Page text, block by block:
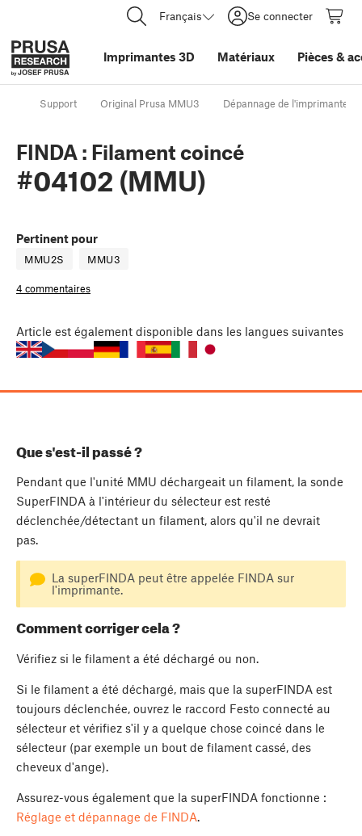
Français Se connecter
Imprimantes 3D Matériaux Pièces &
Support Original Prusa MMU3 Dépannage de l'imprimante
FINDA : Filament coincé
#04102 (MMU)
Pertinent pour
MMU2S MMU3
4 commentaires
Article est également disponible dans les langues suivantes
Que s'est-il passé ?
Pendant que l'unité MMU déchargeait un filament, la sonde
SuperFINDA à l'intérieur du sélecteur est resté
déclenchée/détectant un filament, alors qu'il ne devrait
pas.
La superFINDA peut être appelée FINDA sur
l'imprimante.
Comment corriger cela ?
Vérifiez si le filament a été déchargé ou non.
Si le filament a été déchargé, mais que la superFINDA est
toujours déclenchée, ouvrez le raccord Festo connecté au
sélecteur et vérifiez s'il y a quelque chose coincé dans le
sélecteur (par exemple un bout de filament cassé, des
cheveux d'ange).
Assurez-vous également que la superFINDA fonctionne :
Réglage et dépannage de FINDA.